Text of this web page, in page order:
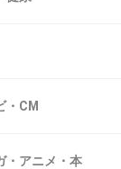
・CM
・アニメ・本